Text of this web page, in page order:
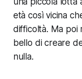
età così vicina
difficoltà. Ma poi
bello di creare
nulla.